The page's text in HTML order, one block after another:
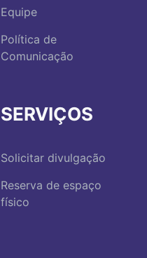
Equipe
Política de
Comunicação
SERVIÇOS
Solicitar divulgação
Reserva de espaço
físico